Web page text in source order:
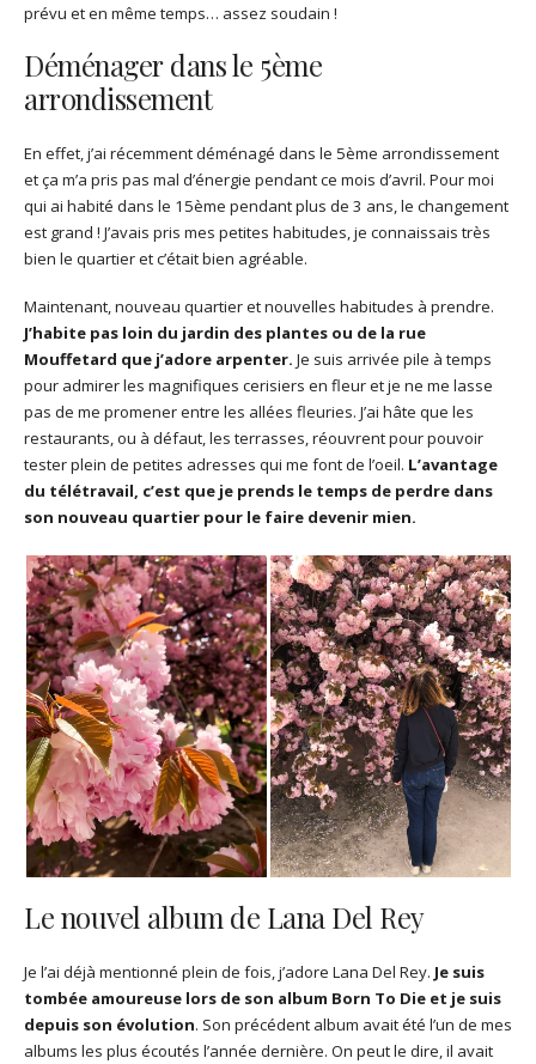
prévu et en même temps… assez soudain !
Déménager dans le 5ème
arrondissement
En effet, j’ai récemment déménagé dans le 5ème arrondissement
et ça m’a pris pas mal d’énergie pendant ce mois d’avril. Pour moi
qui ai habité dans le 15ème pendant plus de 3 ans, le changement
est grand ! J’avais pris mes petites habitudes, je connaissais très
bien le quartier et c’était bien agréable.
Maintenant, nouveau quartier et nouvelles habitudes à prendre.
J’habite pas loin du jardin des plantes ou de la rue
Mouffetard que j’adore arpenter. Je suis arrivée pile à temps
pour admirer les magnifiques cerisiers en fleur et je ne me lasse
pas de me promener entre les allées fleuries. J’ai hâte que les
restaurants, ou à défaut, les terrasses, réouvrent pour pouvoir
tester plein de petites adresses qui me font de l’oeil. L’avantage
du télétravail, c’est que je prends le temps de perdre dans
son nouveau quartier pour le faire devenir mien.
Le nouvel album de Lana Del Rey
Je l’ai déjà mentionné plein de fois, j’adore Lana Del Rey. Je suis
tombée amoureuse lors de son album Born To Die et je suis
depuis son évolution. Son précédent album avait été l’un de mes
albums les plus écoutés l’année dernière. On peut le dire, il avait